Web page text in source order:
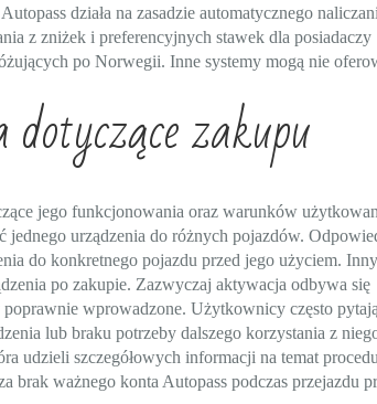
działa na zasadzie automatycznego
z zniżek i preferencyjnych stawek dla posiadaczy
po Norwegii. Inne systemy mogą nie
zakupu
jego funkcjonowania oraz warunków
jednego urządzenia do różnych pojazdów.
do konkretnego pojazdu przed jego użyciem.
po zakupie. Zazwyczaj aktywacja odbywa się
wprowadzone. Użytkownicy często pytają
lub braku potrzeby dalszego korzystania z
udzieli szczegółowych informacji na temat
brak ważnego konta Autopass podczas przejazdu